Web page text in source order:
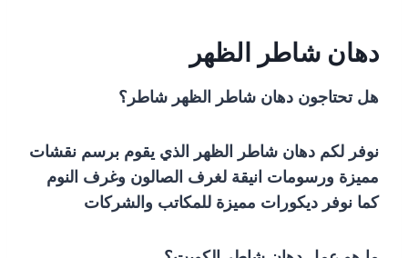
دهان شاطر الظهر
هل تحتاجون دهان شاطر الظهر شاطر؟
نوفر لكم دهان شاطر الظهر الذي يقوم برسم نقشات
مميزة ورسومات انيقة لغرف الصالون وغرف النوم
كما نوفر ديكورات مميزة للمكاتب والشركات